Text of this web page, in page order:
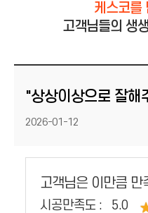
케스코를
고객님들의 생
"상상이상으로 잘해
등록일
2026-01-12
고객님은 이만큼 만
시공만족도 :
5.0